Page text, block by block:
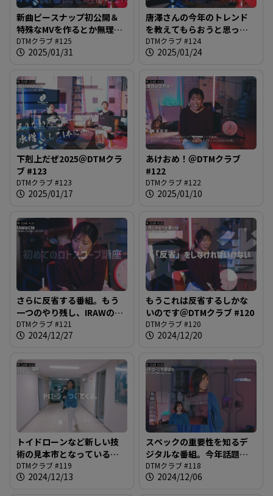
新曲ピースナップ初公開＆
特殊なMVを作るとか無理だ
と思っていた時代が我々に
もありました@DTMクラブ
DTMクラブ #125
2025/01/31
唐澤さんの今年のトレンド
を教えてもらおうと思った
らカメラが落ちた＠DTMク
ラブ #124
DTMクラブ #124
2025/01/24
下剋上だぜ2025＠DTMクラ
ブ #123
DTMクラブ #123
2025/01/17
あけおめ！＠DTMクラブ
#122
DTMクラブ #122
2025/01/10
さらに反省する番組。もう
一つのやり残し、IRAWのCM
の進捗は？＠DTMクラブ
#121
DTMクラブ #121
2024/12/27
もうこれは反省するしかな
いのです＠DTMクラブ #120
DTMクラブ #120
2024/12/20
トイドローンなど新しい技
術の見本市となっている深
夜の謎番組。目指すはカッ
コいいMV制作＠DTMクラブ
DTMクラブ #119
2024/12/13
スペックの重要性を知るデ
ジタルな番組。今年話題の
アイテムで遊ぶ深夜番組＠
DTMクラブ #118
DTMクラブ #118
2024/12/06